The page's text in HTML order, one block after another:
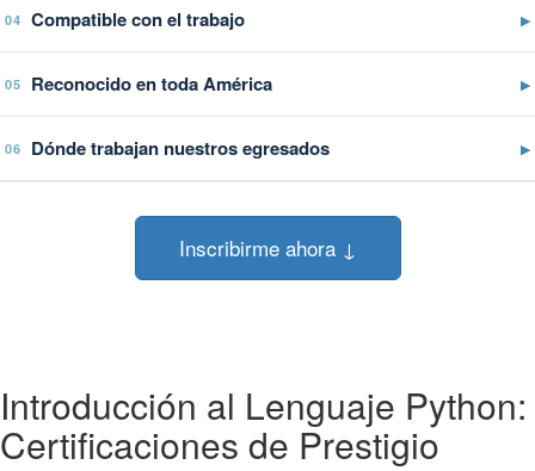
04 Compatible con el trabajo ▶
05 Reconocido en toda América ▶
06 Dónde trabajan nuestros egresados ▶
Inscribirme ahora ↓
Introducción al Lenguaje Python:
Certificaciones de Prestigio